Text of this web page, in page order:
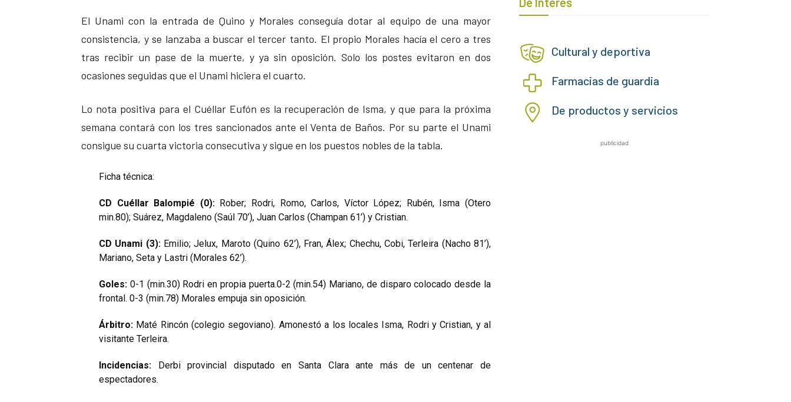
El Unami con la entrada de Quino y Morales conseguía dotar al equipo de una mayor
consistencia, y se lanzaba a buscar el tercer tanto. El propio Morales hacía el cero a tres
tras recibir un pase de la muerte, y ya sin oposición. Solo los postes evitaron en dos
ocasiones seguidas que el Unami hiciera el cuarto.
Lo nota positiva para el Cuéllar Eufón es la recuperación de Isma, y que para la próxima
semana contará con los tres sancionados ante el Venta de Baños. Por su parte el Unami
consigue su cuarta victoria consecutiva y sigue en los puestos nobles de la tabla.
Ficha técnica:
CD Cuéllar Balompié (0):Rober; Rodri, Romo, Carlos, Víctor López; Rubén, Isma (Otero
min.80); Suárez, Magdaleno (Saúl 70’), Juan Carlos (Champan 61’) y Cristian.
CD Unami (3):Emilio; Jelux, Maroto (Quino 62’), Fran, Álex; Chechu, Cobi, Terleira (Nacho 81’),
Mariano, Seta y Lastri (Morales 62’).
Goles: 0-1 (min.30) Rodri en propia puerta.0-2 (min.54) Mariano, de disparo colocado desde la
frontal. 0-3 (min.78) Morales empuja sin oposición.
Árbitro: Maté Rincón (colegio segoviano). Amonestó a los locales Isma, Rodri y Cristian, y al
visitante Terleira.
Incidencias: Derbi provincial disputado en Santa Clara ante más de un centenar de
espectadores.
Cultural y deportiva
Farmacias de guardia
De productos y servicios
publicidad